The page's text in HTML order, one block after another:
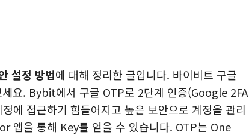
설정 방법에 대해 정리한 글입니다. 바이비트 구글
요. Bybit에서 구글 OTP로 2단계 인증(Google 2FA
접근하기 힘들어지고 높은 보안으로 계정을 관리
을 통해 Key를 얻을 수 있습니다. OTP는 One